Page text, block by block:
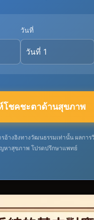
วันที่
โชคชะตาด้านสุขภาพ
อ้างอิงทางวัฒนธรรมเท่านั้น ผลกา
หาสุขภาพ โปรดปรึกษาแพทย์